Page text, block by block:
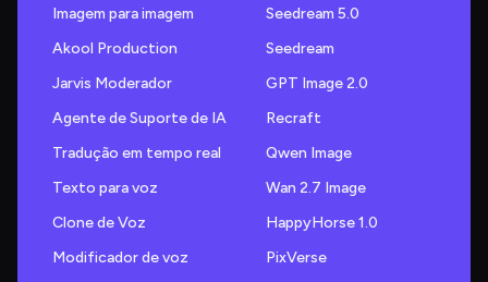
Imagem para imagem
Akool Production
Jarvis Moderador
Agente de Suporte de IA
Tradução em tempo real
Texto para voz
Clone de Voz
Modificador de voz
Seedream 5.0
Seedream
GPT Image 2.0
Recraft
Qwen Image
Wan 2.7 Image
HappyHorse 1.0
PixVerse